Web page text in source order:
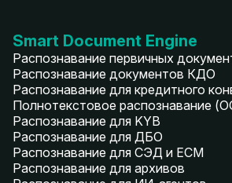
Smart Document Engine
Распознавание первичных
Распознавание документов КДО
Распознавание для кредитного
Полнотекстовое распознавание
Распознавание для KYB
Распознавание для ДБО
Распознавание для СЭД и ECM
Распознавание для архивов